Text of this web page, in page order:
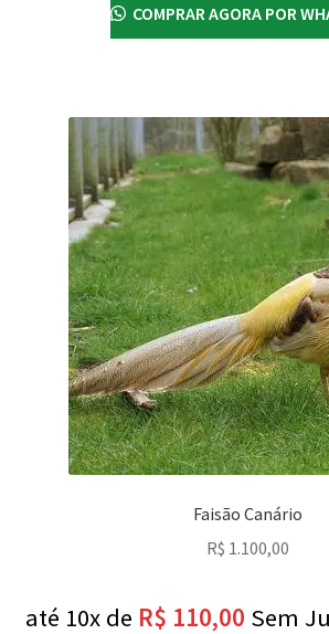
COMPRAR AGORA POR
Faisão Canário
R$ 1.100,00
até 10x de R$ 110,00 Sem